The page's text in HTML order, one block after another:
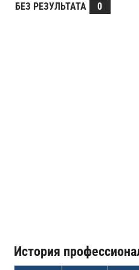
БЕЗ РЕЗУЛЬТАТА
0
История